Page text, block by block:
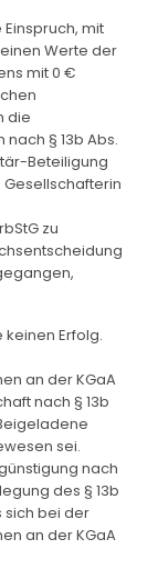
mit
Werte der
mit 0 €
die
§ 13b Abs.
Beteiligung
zu
Erfolg.
an der KGaA
nach § 13b
sei.
nach
des § 13b
sich bei der
an der KGaA